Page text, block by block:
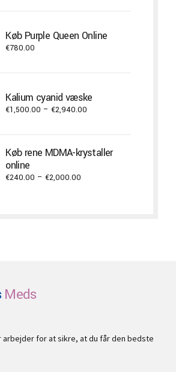
Køb Purple Queen Online
€780.00
Kalium cyanid væske
€1,500.00 – €2,940.00
through
€2,940.00
Køb rene MDMA-krystaller
online
€240.00 – €2,000.00
Meds
for at sikre, at du får den bedste